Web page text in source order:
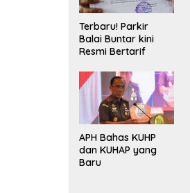
Terbaru! Parkir
Balai Buntar kini
Resmi Bertarif
APH Bahas KUHP
dan KUHAP yang
Baru